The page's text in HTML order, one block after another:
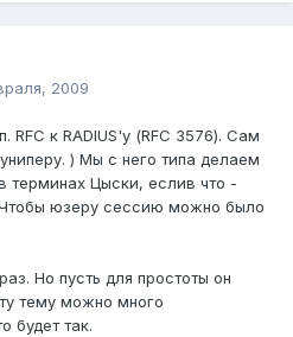
2009
к RADIUS'у (RFC 3576). Сам
) Мы с него типа делаем
терминах Цыски, еслив что -
юзеру сессию можно было
Но пусть для простоты он
тему можно много
будет так.